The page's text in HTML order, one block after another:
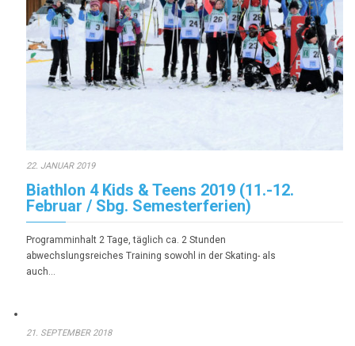
22. JANUAR 2019
Biathlon 4 Kids & Teens 2019 (11.-12.
Februar / Sbg. Semesterferien)
Programminhalt 2 Tage, täglich ca. 2 Stunden
abwechslungsreiches Training sowohl in der Skating- als
auch…
21. SEPTEMBER 2018